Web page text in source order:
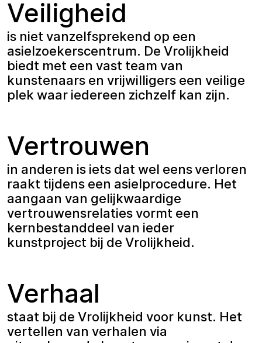
Veiligheid
is niet vanzelfsprekend op een
asielzoekerscentrum. De Vrolijkheid
biedt met een vast team van
kunstenaars en vrijwilligers een veilige
plek waar iedereen zichzelf kan zijn.
Vertrouwen
in anderen is iets dat wel eens verloren
raakt tijdens een asielprocedure. Het
aangaan van gelijkwaardige
vertrouwensrelaties vormt een
kernbestanddeel van ieder
kunstproject bij de Vrolijkheid.
Verhaal
staat bij de Vrolijkheid voor kunst. Het
vertellen van verhalen via